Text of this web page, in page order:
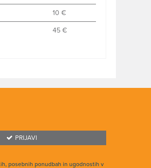
10 €
45 €
PRIJAVI
posebnih ponudbah in ugodnostih v